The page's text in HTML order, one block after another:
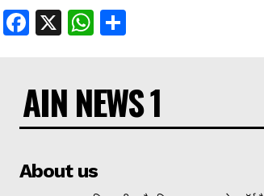
Facebook
X WhatsApp
AIN NEWS 1
About us